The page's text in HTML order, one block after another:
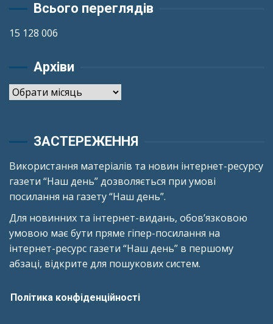
Всього переглядів
15 128 006
Архіви
Архіви
ЗАСТЕРЕЖЕННЯ
Використання матеріалів та новин інтернет-ресурсу
газети “Наш день” дозволяється при умові
посилання на газету “Наш день”.
Для новинних та інтернет-видань, обов’язковою
умовою має бути пряме гіпер-посилання на
інтернет-ресурс газети “Наш день” в першому
абзаці, відкрите для пошукових систем.
Політика конфіденційності